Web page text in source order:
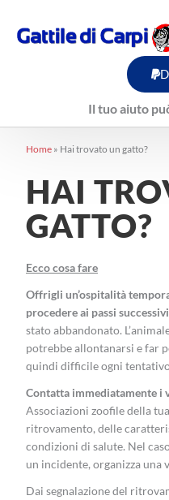
contenuto
Il tuo aiuto
Home » Hai trovato un gatto?
HAI
GATTO?
Ecco cosa fare
Offrigli un’ospitalità
procedere ai passi successivi
stato abbandonato.
potrebbe allontanarsi e far
quindi difficile ogni
Contatta immediatamente i
Associazioni zoofile della
ritrovamento, delle
condizioni di salute. Nel
un incidente, organizza una
Dai segnalazione del